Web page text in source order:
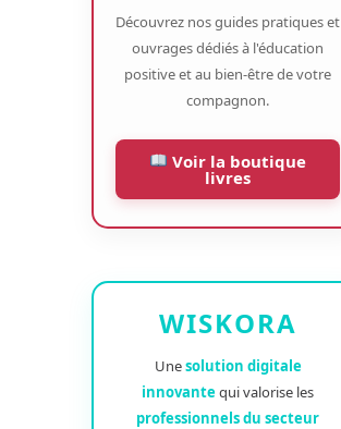
Découvrez nos guides pratiques et
ouvrages dédiés à l'éducation
positive et au bien-être de votre
compagnon.
Voir la boutique
livres
WISKORA
Unesolution digitale
innovantequi valorise les
professionnels du secteur